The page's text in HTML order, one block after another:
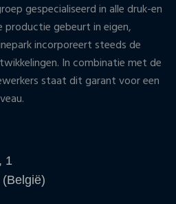
gespecialiseerd in alle druk-en
gebeurt in eigen,
incorporeert steeds de
In combinatie met de
staat dit garant voor een
1